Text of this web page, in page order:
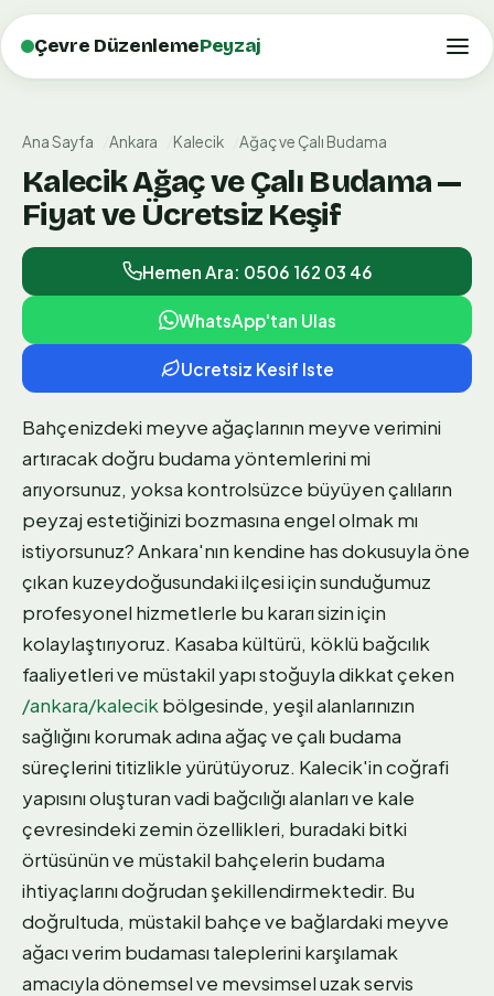
Çevre DüzenlemePeyzaj
Ana Sayfa Ankara Kalecik Ağaç ve Çalı Budama
Kalecik Ağaç ve Çalı Budama —
Fiyat ve Ücretsiz Keşif
Hemen Ara: 0506 162 03 46
WhatsApp'tan Ulas
Ucretsiz Kesif Iste
Bahçenizdeki meyve ağaçlarının meyve verimini
artıracak doğru budama yöntemlerini mi
arıyorsunuz, yoksa kontrolsüzce büyüyen çalıların
peyzaj estetiğinizi bozmasına engel olmak mı
istiyorsunuz? Ankara'nın kendine has dokusuyla öne
çıkan kuzeydoğusundaki ilçesi için sunduğumuz
profesyonel hizmetlerle bu kararı sizin için
kolaylaştırıyoruz. Kasaba kültürü, köklü bağcılık
faaliyetleri ve müstakil yapı stoğuyla dikkat çeken
/ankara/kalecik bölgesinde, yeşil alanlarınızın
sağlığını korumak adına ağaç ve çalı budama
süreçlerini titizlikle yürütüyoruz. Kalecik'in coğrafi
yapısını oluşturan vadi bağcılığı alanları ve kale
çevresindeki zemin özellikleri, buradaki bitki
örtüsünün ve müstakil bahçelerin budama
ihtiyaçlarını doğrudan şekillendirmektedir. Bu
doğrultuda, müstakil bahçe ve bağlardaki meyve
ağacı verim budaması taleplerini karşılamak
amacıyla dönemsel ve mevsimsel uzak servis